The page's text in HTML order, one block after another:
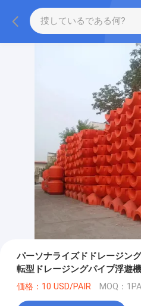
パーソナライズドドレージン
転型ドレージングパイプ浮遊機
価格：10 USD/PAIR MOQ：